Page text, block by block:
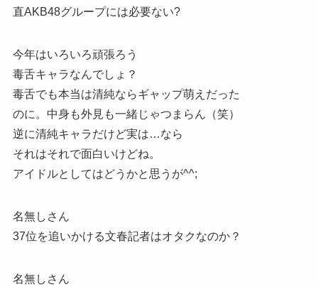
直AKB48グループには必要ない?
今年はいろいろ頑張ろう
毒舌キャラなんでしょ？
毒舌でも本当は清純ならギャップ萌えだった
のに。中身も外見も一緒じゃつまらん（笑）
逆に清純キャラだけど実は…なら
それはそれで面白いけどね。
アイドルとしてはどうかと思うが^^;
名無しさん
37位を追いかける文春記者はオタクなのか？
名無しさん